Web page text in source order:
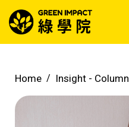
Home Insight - Column